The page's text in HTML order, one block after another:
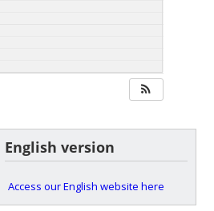
English version
Access our English website here